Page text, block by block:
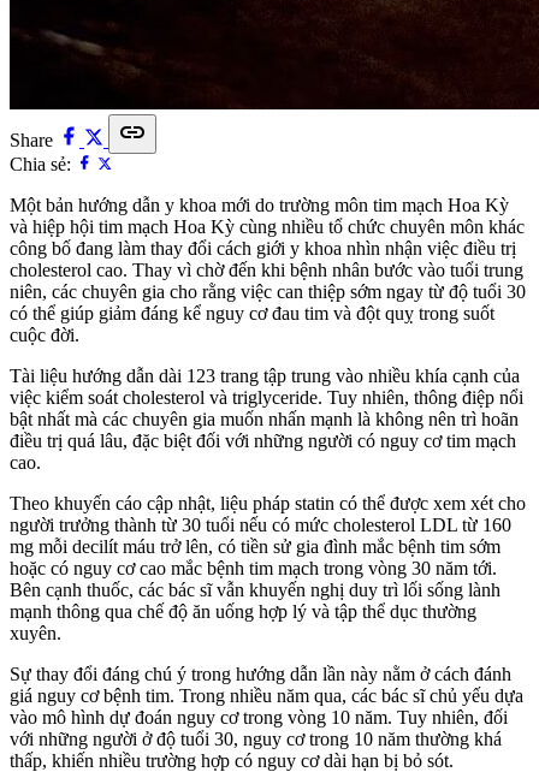
Share link
Chia sẻ:
Một bản hướng dẫn y khoa mới do trường môn tim mạch Hoa Kỳ
và hiệp hội tim mạch Hoa Kỳ cùng nhiều tổ chức chuyên môn khác
công bố đang làm thay đổi cách giới y khoa nhìn nhận việc điều trị
cholesterol cao. Thay vì chờ đến khi bệnh nhân bước vào tuổi trung
niên, các chuyên gia cho rằng việc can thiệp sớm ngay từ độ tuổi 30
có thể giúp giảm đáng kể nguy cơ đau tim và đột quỵ trong suốt
cuộc đời.
Tài liệu hướng dẫn dài 123 trang tập trung vào nhiều khía cạnh của
việc kiểm soát cholesterol và triglyceride. Tuy nhiên, thông điệp nổi
bật nhất mà các chuyên gia muốn nhấn mạnh là không nên trì hoãn
điều trị quá lâu, đặc biệt đối với những người có nguy cơ tim mạch
cao.
Theo khuyến cáo cập nhật, liệu pháp statin có thể được xem xét cho
người trưởng thành từ 30 tuổi nếu có mức cholesterol LDL từ 160
mg mỗi decilít máu trở lên, có tiền sử gia đình mắc bệnh tim sớm
hoặc có nguy cơ cao mắc bệnh tim mạch trong vòng 30 năm tới.
Bên cạnh thuốc, các bác sĩ vẫn khuyến nghị duy trì lối sống lành
mạnh thông qua chế độ ăn uống hợp lý và tập thể dục thường
xuyên.
Sự thay đổi đáng chú ý trong hướng dẫn lần này nằm ở cách đánh
giá nguy cơ bệnh tim. Trong nhiều năm qua, các bác sĩ chủ yếu dựa
vào mô hình dự đoán nguy cơ trong vòng 10 năm. Tuy nhiên, đối
với những người ở độ tuổi 30, nguy cơ trong 10 năm thường khá
thấp, khiến nhiều trường hợp có nguy cơ dài hạn bị bỏ sót.